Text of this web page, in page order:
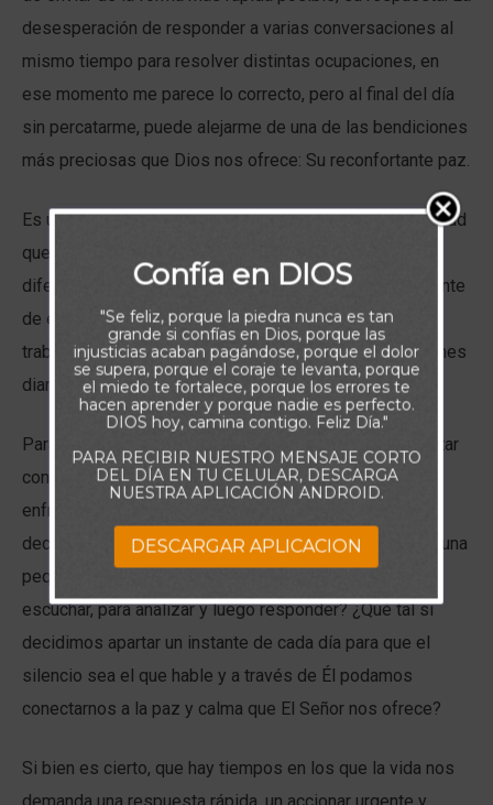
desesperación de responder a varias conversaciones al
mismo tiempo para resolver distintas ocupaciones, en
ese momento me parece lo correcto, pero al final del día
sin percatarme, puede alejarme de una de las bendiciones
más preciosas que Dios nos ofrece: Su reconfortante paz.
Es un ejemplo pequeño y sencillo, pero relata una realidad
que puede hoy estar ocupando la vida de muchos:
diferentes situaciones, que nos hacen caer en la corriente
de ese río convulsionado que es el mundo actual: el
trabajo, las finanzas, la salud, las deudas, las ocupaciones
diarias en general.
Para rescatar nuevamente esa paz, deberemos enfrentar
con convicción un cambio de enfoque, en como
enfrentamos nuestra realidad: ¿Que pasaría hoy si
decidimos, en cada parte de nuestras vidas, tomarnos una
pequeña pausa, solo un minuto, para respirar, para
escuchar, para analizar y luego responder? ¿Qué tal si
decidimos apartar un instante de cada día para que el
silencio sea el que hable y a través de Él podamos
conectarnos a la paz y calma que El Señor nos ofrece?
Si bien es cierto, que hay tiempos en los que la vida nos
Confía en DIOS
"Se feliz, porque la piedra nunca es tan
grande si confías en Dios, porque las
injusticias acaban pagándose, porque el dolor
se supera, porque el coraje te levanta, porque
el miedo te fortalece, porque los errores te
hacen aprender y porque nadie es perfecto.
DIOS hoy, camina contigo. Feliz Día."
PARA RECIBIR NUESTRO MENSAJE CORTO
DEL DÍA EN TU CELULAR, DESCARGA
NUESTRA APLICACIÓN ANDROID.
DESCARGAR APLICACION